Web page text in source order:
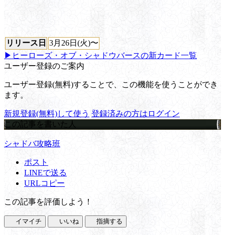
リリース日 3月26日(火)〜
▶ヒーローズ・オブ・シャドウバースの新カード一覧
ユーザー登録のご案内
ユーザー登録(無料)することで、この機能を使うことができ
ます。
新規登録(無料)して使う 登録済みの方はログイン
この記事を書いた人
シャドバ攻略班
ポスト
LINEで送る
URLコピー
この記事を評価しよう！
イマイチ いいね 指摘する